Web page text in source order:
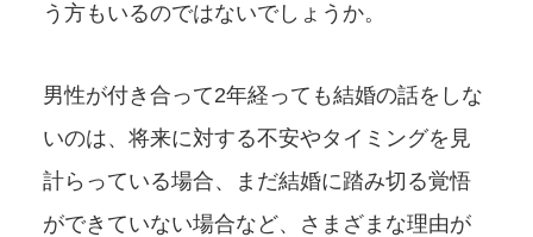
う方もいるのではないでしょうか。
男性が付き合って2年経っても結婚の話をしな
いのは、将来に対する不安やタイミングを見
計らっている場合、まだ結婚に踏み切る覚悟
ができていない場合など、さまざまな理由が